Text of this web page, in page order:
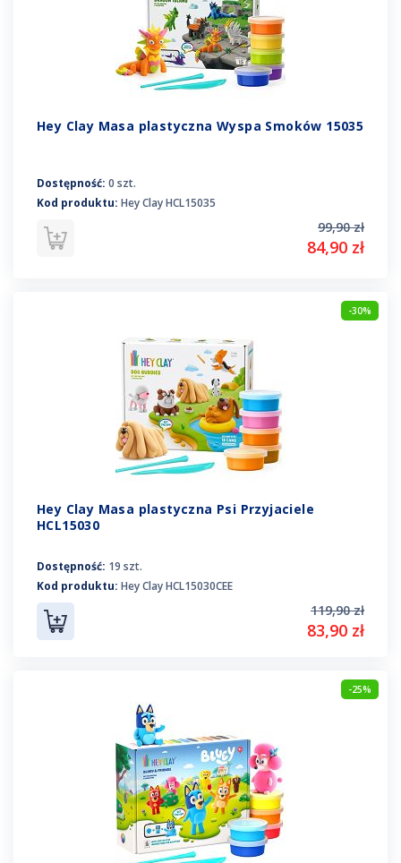
Hey Clay Masa plastyczna Wyspa Smoków 15035
Dostępność: 0 szt.
Kod produktu: Hey Clay HCL15035
99,90 zł
84,90 zł
-30%
Hey Clay Masa plastyczna Psi Przyjaciele
HCL15030
Dostępność: 19 szt.
Kod produktu: Hey Clay HCL15030CEE
119,90 zł
83,90 zł
-25%